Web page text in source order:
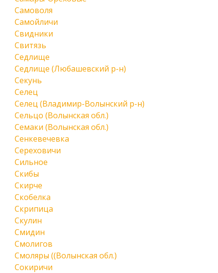
Самоволя
Самойличи
Свидники
Свитязь
Седлище
Седлище (Любашевский р-н)
Секунь
Селец
Селец (Владимир-Волынский р-н)
Сельцо (Волынская обл.)
Семаки (Волынская обл.)
Сенкевечевка
Сереховичи
Сильное
Скибы
Скирче
Скобелка
Скрипица
Скулин
Смидин
Смолигов
Смоляры ((Волынская обл.)
Сокиричи